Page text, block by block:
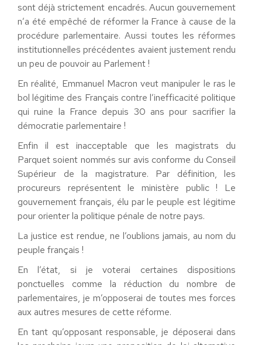
sont déjà strictement encadrés. Aucun gouvernement
n’a été empêché de réformer la France à cause de la
procédure parlementaire. Aussi toutes les réformes
institutionnelles précédentes avaient justement rendu
un peu de pouvoir au Parlement !
En réalité, Emmanuel Macron veut manipuler le ras le
bol légitime des Français contre l’inefficacité politique
qui ruine la France depuis 30 ans pour sacrifier la
démocratie parlementaire !
Enfin il est inacceptable que les magistrats du
Parquet soient nommés sur avis conforme du Conseil
Supérieur de la magistrature. Par définition, les
procureurs représentent le ministère public ! Le
gouvernement français, élu par le peuple est légitime
pour orienter la politique pénale de notre pays.
La justice est rendue, ne l’oublions jamais, au nom du
peuple français !
En l’état, si je voterai certaines dispositions
ponctuelles comme la réduction du nombre de
parlementaires, je m’opposerai de toutes mes forces
aux autres mesures de cette réforme.
En tant qu’opposant responsable, je déposerai dans